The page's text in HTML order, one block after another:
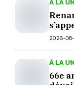
À LA
2026-
À LA
66e